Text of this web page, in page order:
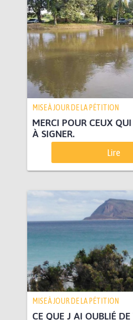
MISE À JOUR DE LA PÉTITION
MERCI POUR CEUX
À SIGNER.
Lire
MISE À JOUR DE LA PÉTITION
CE QUE J AI OUBLIÉ